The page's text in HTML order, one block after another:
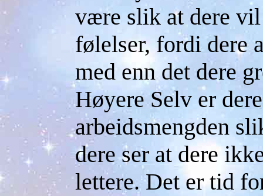
være slik at dere
følelser, fordi dere
med enn det dere
Høyere Selv er
arbeidsmengden
dere ser at dere
lettere. Det er tid